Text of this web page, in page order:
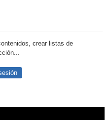
crear listas de